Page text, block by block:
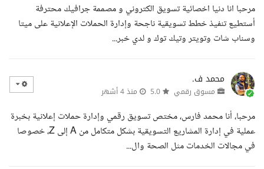
مرحبا انا دنيا اخصائية تسويق الكتروني و مصممة جرافيك محترفة
أستطيع تنفيذ خطط تسويقية ناجحة وإدارة الحملات الإعلانية على ميتا
وسناب شات وتويتر وتيك توك و لدي خبر...
محمد ف.
مسوق رقمي منذ 4 أشهر
مرحبا، أنا محمد فارس، مختص تسويق رقمي وإدارة حملات إعلانية بخبرة
عملية في إدارة المشاريع التسويقية بشكل متكامل من A إلى Z، خصوصا
في مجالات الخدمات مثل الصحة وال...